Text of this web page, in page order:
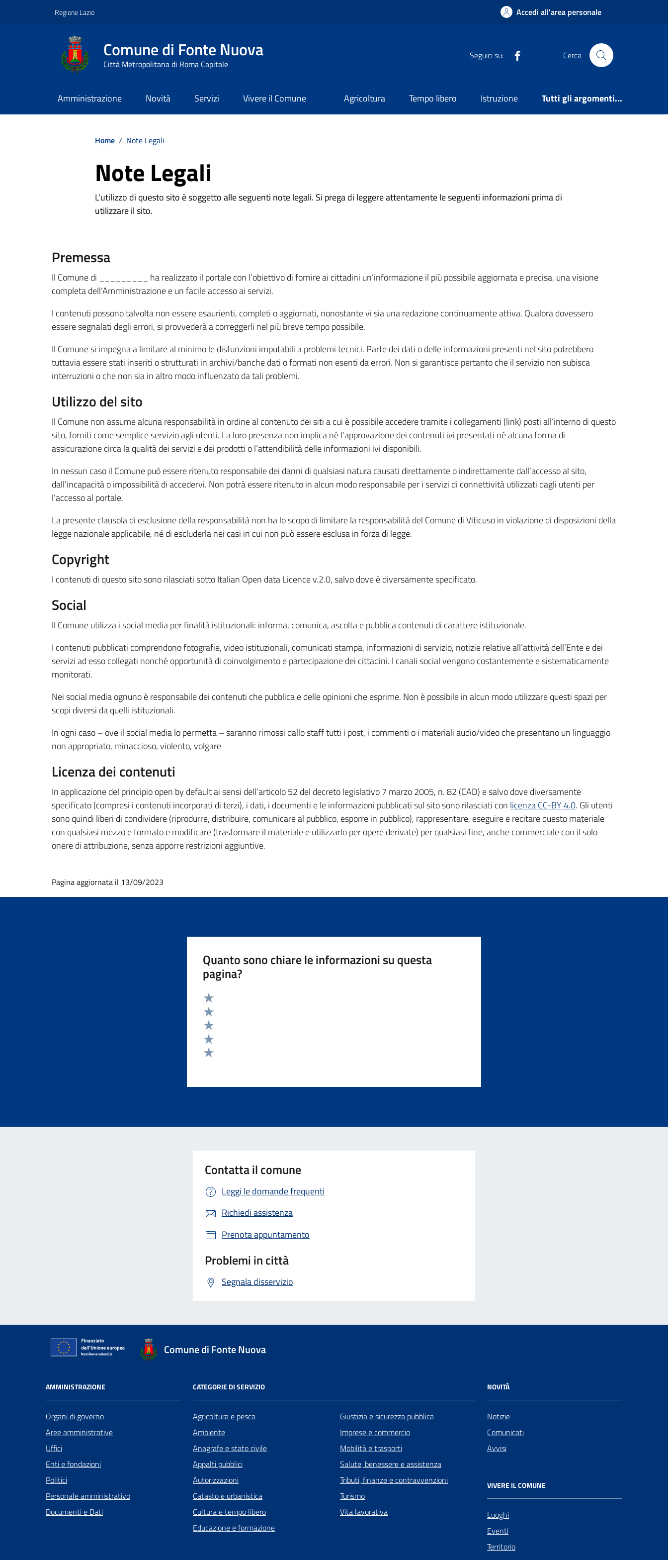
Regione Lazio Accedi all'area personale
Comune di Fonte Nuova
Città Metropolitana di Roma Capitale
Seguici su: Cerca
Amministrazione Novità Servizi Vivere il Comune Agricoltura Tempo libero Istruzione Tutti gli argomenti...
Home / Note Legali
Note Legali
L'utilizzo di questo sito è soggetto alle seguenti note legali. Si prega di leggere attentamente le seguenti informazioni prima di
utilizzare il sito.
Premessa
Il Comune di _________ ha realizzato il portale con l’obiettivo di fornire ai cittadini un’informazione il più possibile aggiornata e precisa, una visione
completa dell’Amministrazione e un facile accesso ai servizi.
I contenuti possono talvolta non essere esaurienti, completi o aggiornati, nonostante vi sia una redazione continuamente attiva. Qualora dovessero
essere segnalati degli errori, si provvederà a correggerli nel più breve tempo possibile.
Il Comune si impegna a limitare al minimo le disfunzioni imputabili a problemi tecnici. Parte dei dati o delle informazioni presenti nel sito potrebbero
tuttavia essere stati inseriti o strutturati in archivi/banche dati o formati non esenti da errori. Non si garantisce pertanto che il servizio non subisca
interruzioni o che non sia in altro modo influenzato da tali problemi.
Utilizzo del sito
Il Comune non assume alcuna responsabilità in ordine al contenuto dei siti a cui è possibile accedere tramite i collegamenti (link) posti all’interno di questo
sito, forniti come semplice servizio agli utenti. La loro presenza non implica né l’approvazione dei contenuti ivi presentati né alcuna forma di
assicurazione circa la qualità dei servizi e dei prodotti o l’attendibilità delle informazioni ivi disponibili.
In nessun caso il Comune può essere ritenuto responsabile dei danni di qualsiasi natura causati direttamente o indirettamente dall’accesso al sito,
dall’incapacità o impossibilità di accedervi. Non potrà essere ritenuto in alcun modo responsabile per i servizi di connettività utilizzati dagli utenti per
l’accesso al portale.
La presente clausola di esclusione della responsabilità non ha lo scopo di limitare la responsabilità del Comune di Viticuso in violazione di disposizioni della
legge nazionale applicabile, né di escluderla nei casi in cui non può essere esclusa in forza di legge.
Copyright
I contenuti di questo sito sono rilasciati sotto Italian Open data Licence v.2.0, salvo dove è diversamente specificato.
Social
Il Comune utilizza i social media per finalità istituzionali: informa, comunica, ascolta e pubblica contenuti di carattere istituzionale.
I contenuti pubblicati comprendono fotografie, video istituzionali, comunicati stampa, informazioni di servizio, notizie relative all’attività dell’Ente e dei
servizi ad esso collegati nonché opportunità di coinvolgimento e partecipazione dei cittadini. I canali social vengono costantemente e sistematicamente
monitorati.
Nei social media ognuno è responsabile dei contenuti che pubblica e delle opinioni che esprime. Non è possibile in alcun modo utilizzare questi spazi per
scopi diversi da quelli istituzionali.
In ogni caso – ove il social media lo permetta – saranno rimossi dallo staff tutti i post, i commenti o i materiali audio/video che presentano un linguaggio
non appropriato, minaccioso, violento, volgare
Licenza dei contenuti
In applicazione del principio open by default ai sensi dell’articolo 52 del decreto legislativo 7 marzo 2005, n. 82 (CAD) e salvo dove diversamente
specificato (compresi i contenuti incorporati di terzi), i dati, i documenti e le informazioni pubblicati sul sito sono rilasciati con licenza CC-BY 4.0. Gli utenti
sono quindi liberi di condividere (riprodurre, distribuire, comunicare al pubblico, esporre in pubblico), rappresentare, eseguire e recitare questo materiale
con qualsiasi mezzo e formato e modificare (trasformare il materiale e utilizzarlo per opere derivate) per qualsiasi fine, anche commerciale con il solo
onere di attribuzione, senza apporre restrizioni aggiuntive.
Pagina aggiornata il 13/09/2023
Quanto sono chiare le informazioni su questa
pagina?
Valuta 5 stelle su 5
Valuta 4 stelle su 5
Valuta 3 stelle su 5
Valuta 2 stelle su 5
Contatta il comune
Leggi le domande frequenti
Richiedi assistenza
Prenota appuntamento
Problemi in città
Segnala disservizio
Comune di Fonte Nuova
AMMINISTRAZIONE
Organi di governo
Aree amministrative
Uffici
Enti e fondazioni
Politici
Personale amministrativo
Documenti e Dati
CATEGORIE DI SERVIZIO
Agricoltura e pesca
Ambiente
Anagrafe e stato civile
Appalti pubblici
Autorizzazioni
Catasto e urbanistica
Cultura e tempo libero
Educazione e formazione
Giustizia e sicurezza pubblica
Imprese e commercio
Mobilità e trasporti
Salute, benessere e assistenza
Tributi, finanze e contravvenzioni
Turismo
Vita lavorativa
NOVITÀ
Notizie
Comunicati
Avvisi
VIVERE IL COMUNE
Luoghi
Eventi
Territorio